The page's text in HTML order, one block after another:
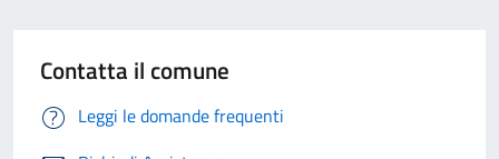
Contatta il comune
Leggi le domande frequenti